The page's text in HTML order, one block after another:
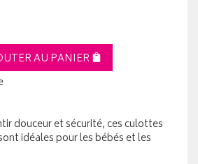
AU PANIER
douceur et sécurité, ces culottes
idéales pour les bébés et les